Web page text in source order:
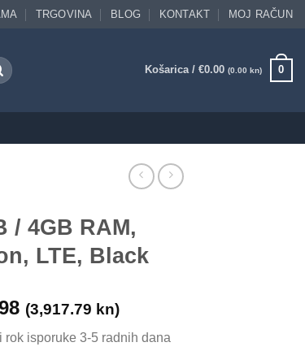
TRGOVINA BLOG KONTAKT MOJ RAČUN
Košarica / €0.00 (0.00 kn) 0
/ 4GB RAM,
LTE, Black
(3,917.79 kn)
isporuke 3-5 radnih dana